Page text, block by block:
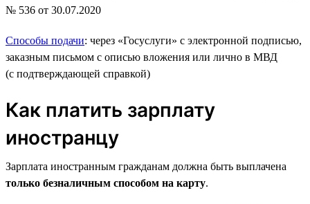
№ 536 от 30.07.2020
Способы подачи: через «Госуслуги» с электронной подписью,
заказным письмом с описью вложения или лично в МВД
(с подтверждающей справкой)
Как платить зарплату
иностранцу
Зарплата иностранным гражданам должна быть выплачена
только безналичным способом на карту.